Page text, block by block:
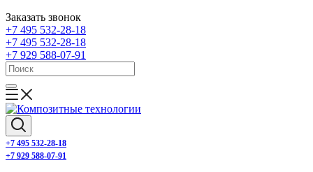
Заказать звонок
+7 495 532-28-18
+7 495 532-28-18
+7 929 588-07-91
+7 495 532-28-18
+7 929 588-07-91